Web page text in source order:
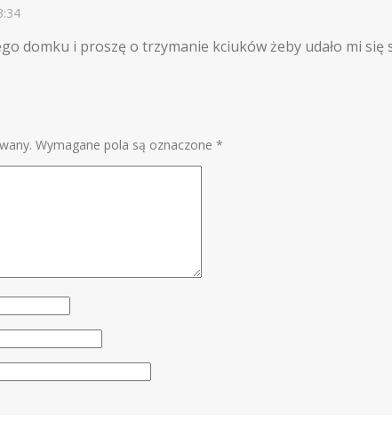
domku i proszę o trzymanie kciuków żeby udało mi
Wymagane pola są oznaczone *